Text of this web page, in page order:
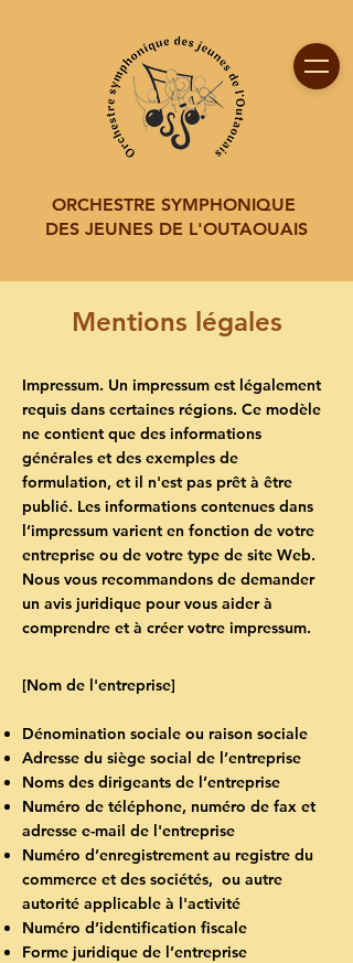
ORCHESTRE SYMPHONIQUE
DES JEUNES DE L'OUTAOUAIS
Mentions légales
Impressum. Un impressum est légalement
requis dans certaines régions. Ce modèle
ne contient que des informations
générales et des exemples de
formulation, et il n'est pas prêt à être
publié. Les informations contenues dans
l’impressum varient en fonction de votre
entreprise ou de votre type de site Web.
Nous vous recommandons de demander
un avis juridique pour vous aider à
comprendre et à créer votre impressum.
[Nom de l'entreprise]
Dénomination sociale ou raison sociale
Adresse du siège social de l’entreprise
Noms des dirigeants de l’entreprise
Numéro de téléphone, numéro de fax et
adresse e-mail de l'entreprise
Numéro d’enregistrement au registre du
commerce et des sociétés, ou autre
autorité applicable à l'activité
Numéro d’identification fiscale
Forme juridique de l’entreprise